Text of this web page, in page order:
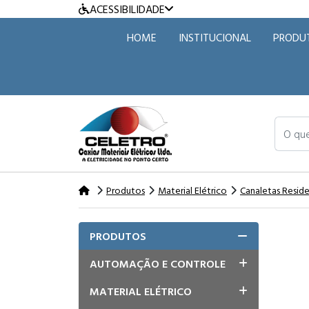
ACESSIBILIDADE
HOME
INSTITUCIONAL
O que
Produtos Material Elétrico Canaletas
PRODUTOS
AUTOMAÇÃO E CONTROLE
MATERIAL ELÉTRICO